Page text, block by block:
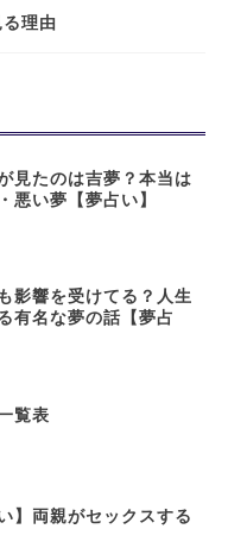
理由
見たのは吉夢？本当は
悪い夢【夢占い】
影響を受けてる？人生
有名な夢の話【夢占
覧表
】両親がセックスする